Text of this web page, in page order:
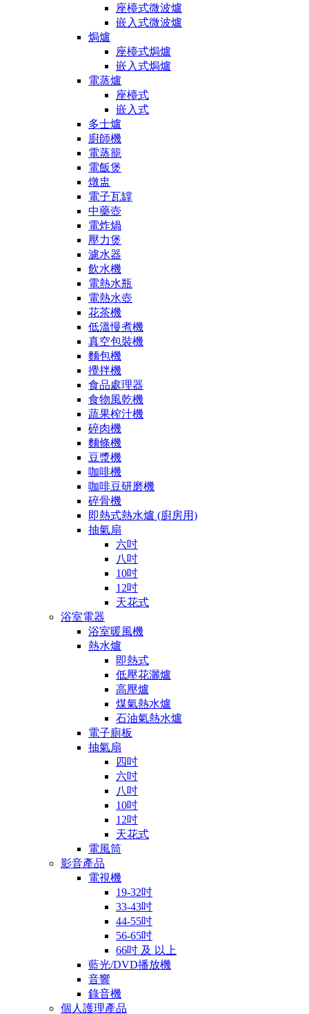
座檯式微波爐
嵌入式微波爐
焗爐
座檯式焗爐
嵌入式焗爐
電蒸爐
座檯式
嵌入式
多士爐
廚師機
電蒸籠
電飯煲
燉盅
電子瓦罉
中藥壺
電炸煱
壓力煲
濾水器
飲水機
電熱水瓶
電熱水壺
花茶機
低溫慢煮機
真空包裝機
麵包機
攪拌機
食品處理器
食物風乾機
蔬果榨汁機
碎肉機
麵條機
豆漿機
咖啡機
咖啡豆研磨機
碎骨機
即熱式熱水爐 (廚房用)
抽氣扇
六吋
八吋
10吋
12吋
天花式
浴室電器
浴室暖風機
熱水爐
即熱式
低壓花灑爐
高壓爐
煤氣熱水爐
石油氣熱水爐
電子廁板
抽氣扇
四吋
六吋
八吋
10吋
12吋
天花式
電風筒
影音產品
電視機
19-32吋
33-43吋
44-55吋
56-65吋
66吋 及 以上
藍光/DVD播放機
音響
錄音機
個人護理產品